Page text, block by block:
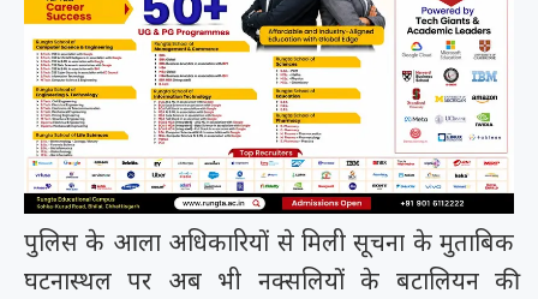
पुलिस के आला अधिकारियों से मिली सूचना के मुताबिक
घटनास्थल पर अब भी नक्सलियों के बटालियन की